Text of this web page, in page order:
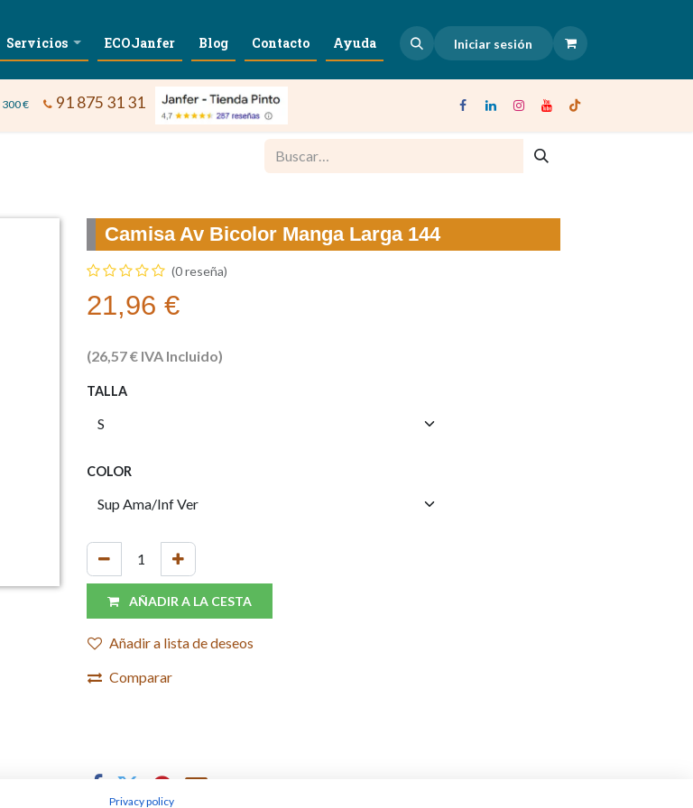
Servicios ECOJanfer Blog Contacto Ayuda Iniciar sesión
300 € 91 875 31 31
Camisa Av Bicolor Manga Larga 144
(0 reseña)
21,96 €
(26,57€ IVA Incluido)
TALLA
COLOR
AÑADIR A LA CESTA
Añadir a lista de deseos
Comparar
Privacy policy